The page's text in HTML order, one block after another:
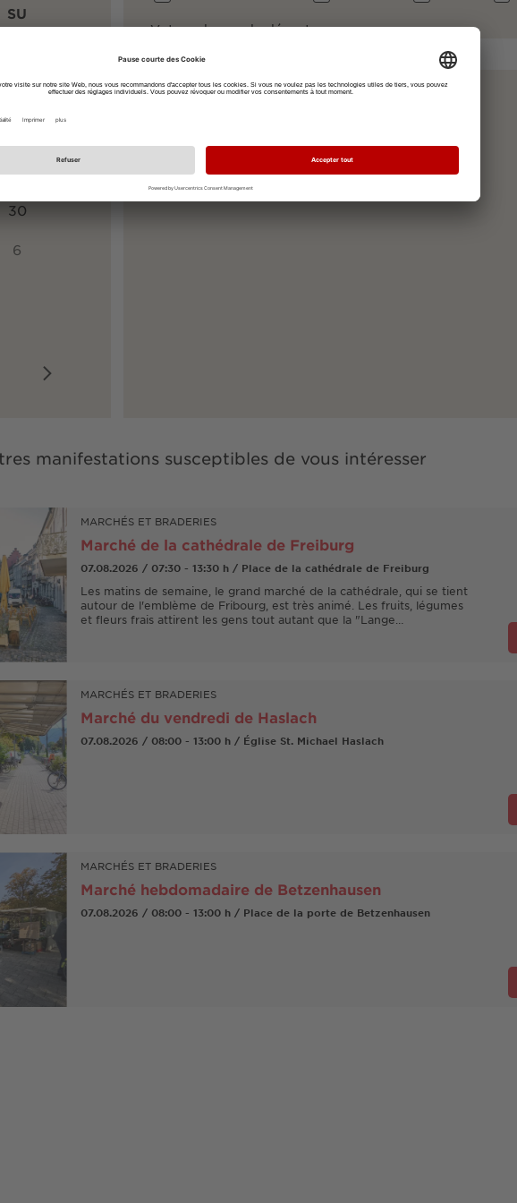
SU
9
23
30
6
Votre adresse de départ
Votre adresse de destination
manifestations susceptibles de vous intéresser
MARCHÉS ET BRADERIES
Marché de la cathédrale de Freiburg
07.08.2026 / 07:30 - 13:30 h / Place de la cathédrale de Freiburg
Les matins de semaine, le grand marché de la cathédrale, qui se tient
autour de l'emblème de Fribourg, est très animé. Les fruits, légumes
et fleurs frais attirent les gens tout autant que la "Lange…
MARCHÉS ET BRADERIES
Marché du vendredi de Haslach
07.08.2026 / 08:00 - 13:00 h / Église St. Michael Haslach
MARCHÉS ET BRADERIES
Marché hebdomadaire de Betzenhausen
07.08.2026 / 08:00 - 13:00 h / Place de la porte de Betzenhausen